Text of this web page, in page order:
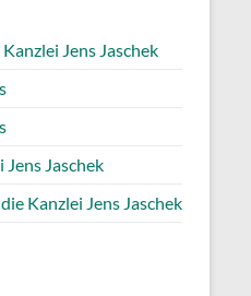
Jens Jaschek
Jaschek
Kanzlei Jens Jaschek